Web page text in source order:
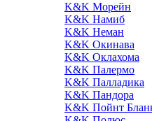
K&K Морейн
K&K Намиб
K&K Неман
K&K Окинава
K&K Оклахома
K&K Палермо
K&K Палладика
K&K Пандора
K&K Пойнт